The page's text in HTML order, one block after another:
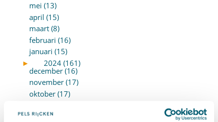
mei (13)
april (15)
maart (8)
februari (16)
januari (15)
►
2024 (161)
december (16)
november (17)
oktober (17)
augustus (10)